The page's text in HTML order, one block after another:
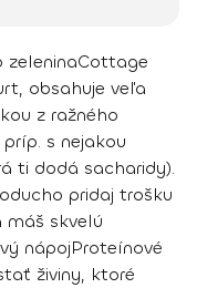
zeleninaCottage
obsahuje veľa
z ražného
s nejakou
ti dodá sacharidy).
pridaj trošku
skvelú
nápojProteínové
živiny, ktoré